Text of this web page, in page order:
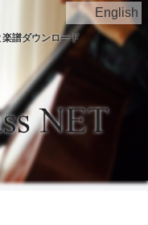
English
譜ダウンロード